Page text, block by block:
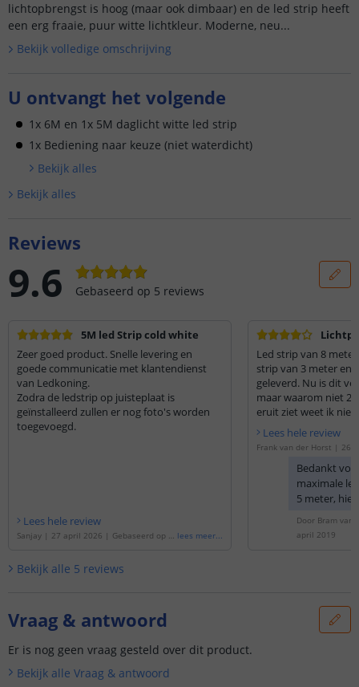
lichtopbrengst is hoog (maar ook dimbaar) en de led strip heeft
een erg fraaie, puur witte lichtkleur. Moderne, neu...
Bekijk volledige omschrijving
U ontvangt het volgende
1x 6M en 1x 5M daglicht witte led strip
1x Bediening naar keuze (niet waterdicht)
Bekijk alles
Bekijk alles
Reviews
9.6 Gebaseerd op 5 reviews
5M led Strip cold white
Zeer goed product. Snelle levering en
goede communicatie met klantendienst
van Ledkoning.
Zodra de ledstrip op juisteplaat is
geïnstalleerd zullen er nog foto's worden
toegevoegd.
Lees hele review
Sanjay | 27 april 2026 | Gebaseerd op d
lees meer...
Led strip van 8
strip van 3 meter en
geleverd. Nu is dit
maar waarom niet 2
eruit ziet weet ik niet
niet gemonteerd.
moment een leuke
Lees hele review
Frank van der Horst | 26
strip voor buiten
Bedankt
maximale
5 meter,
stekkertjes.
contact
u aanpassen.
Door Bram van
april 2019
Bekijk alle 5 reviews
Vraag & antwoord
Er is nog geen vraag gesteld over dit product.
Bekijk alle Vraag & antwoord